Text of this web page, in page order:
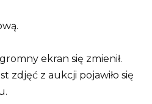
ekran się zmienił.
zdjęć z aukcji pojawiło się